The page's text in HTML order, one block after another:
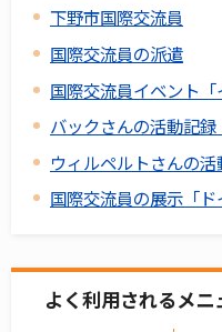
下野市国際交流員
国際交流員の派遣
国際交流員イベント
バックさんの活動記録
ウィルペルトさんの
国際交流員の展示「ド
よく利用されるメニ